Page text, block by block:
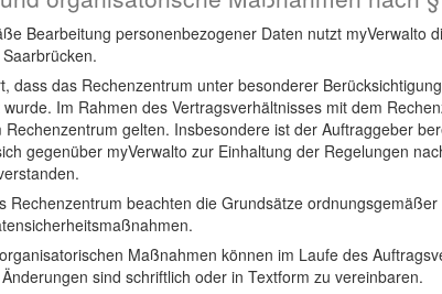
Bearbeitung personenbezogener Daten nutzt myVerwalto
dass das Rechenzentrum unter besonderer
Im Rahmen des Vertragsverhältnisses mit dem
gelten. Insbesondere ist der Auftraggeber
gegenüber myVerwalto zur Einhaltung der Regelungen
Rechenzentrum beachten die Grundsätze
Maßnahmen können im Laufe des
sind schriftlich oder in Textform zu vereinbaren.